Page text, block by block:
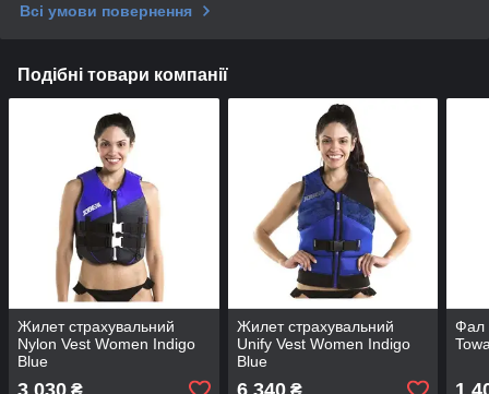
Всі умови повернення
Подібні товари компанії
Жилет страхувальний
Nylon Vest Women Indigo
Blue
Жилет страхувальний
Unify Vest Women Indigo
Blue
Фал